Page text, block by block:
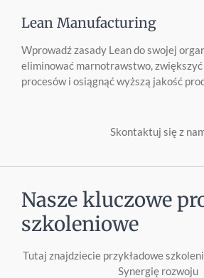
Lean Manufacturing
Wprowadź zasady Lean do swojej
eliminować marnotrawstwo,
procesów i osiągnąć wyższą jakość
Skontaktuj się z
Nasze kluczowe
szkoleniowe
Tutaj znajdziecie przykładowe
Synergię rozwoju